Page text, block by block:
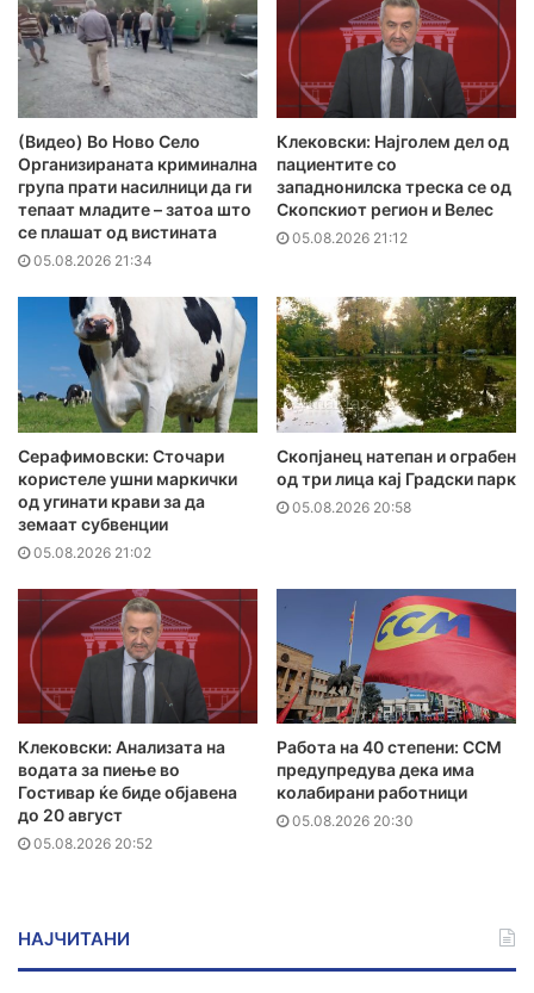
(Видео) Во Ново Село
Организираната криминална
група прати насилници да ги
тепаат младите – затоа што
се плашат од вистината
05.08.2026 21:34
Клековски: Најголем дел од
пациентите сo
западнонилска треска се од
Скопскиот регион и Велес
05.08.2026 21:12
Серафимовски: Сточари
користеле ушни маркички
од угинати крави за да
земаат субвенции
05.08.2026 21:02
Скопјанец натепан и ограбен
од три лица кај Градски парк
05.08.2026 20:58
Клековски: Анализата на
водата за пиење во
Гостивар ќе биде објавена
до 20 август
05.08.2026 20:52
Работа на 40 степени: ССМ
предупредува дека има
колабирани работници
05.08.2026 20:30
НАЈЧИТАНИ